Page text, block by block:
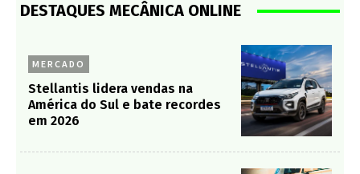
DESTAQUES MECÂNICA ONLINE
MERCADO
Stellantis lidera vendas na
América do Sul e bate recordes
em 2026